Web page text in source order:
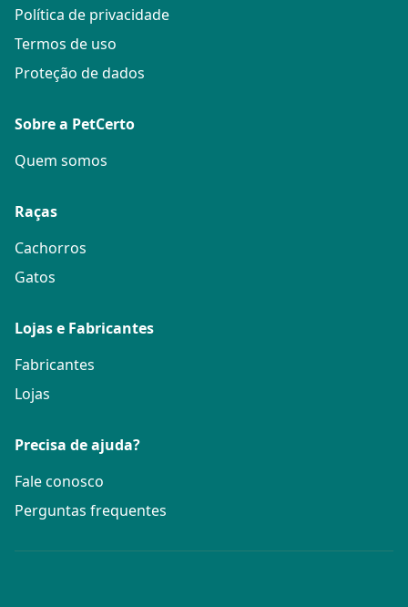
Política de privacidade
Termos de uso
Proteção de dados
Sobre a PetCerto
Quem somos
Raças
Cachorros
Gatos
Lojas e Fabricantes
Fabricantes
Lojas
Precisa de ajuda?
Fale conosco
Perguntas frequentes